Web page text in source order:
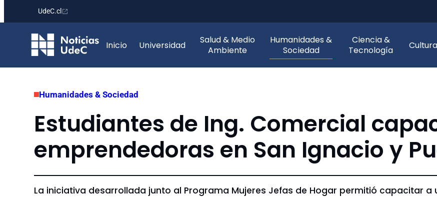
contenido
UdeC.cl
Inicio Universidad
Salud & Medio
Ambiente
Humanidades &
Sociedad
Ciencia &
Tecnología
Cultura
Humanidades & Sociedad
Estudiantes de Ing. Comercial
emprendedoras en San Ignacio y
La iniciativa desarrollada junto al Programa Mujeres Jefas de Hogar permitió capacitar a